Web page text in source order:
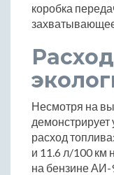
коробка
Несмотря на
демонстрирует
расход
и 11.6 л/100 км
на бензине АИ-